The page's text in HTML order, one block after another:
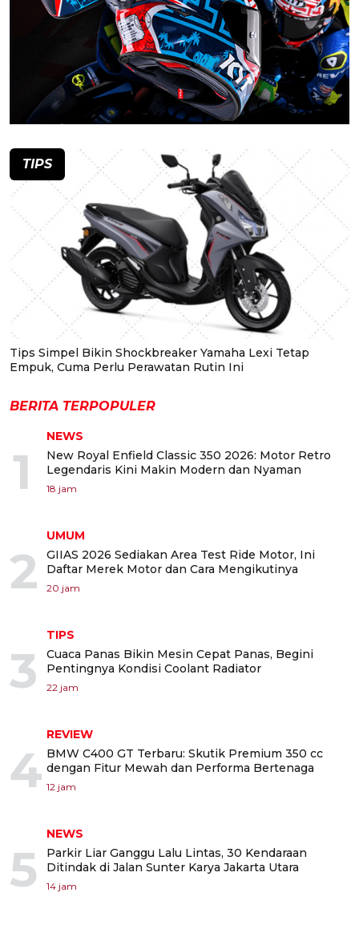
TIPS
Tips Simpel Bikin Shockbreaker Yamaha Lexi Tetap
Empuk, Cuma Perlu Perawatan Rutin Ini
BERITA TERPOPULER
1
NEWS
New Royal Enfield Classic 350 2026: Motor Retro
Legendaris Kini Makin Modern dan Nyaman
18 jam
2
UMUM
GIIAS 2026 Sediakan Area Test Ride Motor, Ini
Daftar Merek Motor dan Cara Mengikutinya
20 jam
3
TIPS
Cuaca Panas Bikin Mesin Cepat Panas, Begini
Pentingnya Kondisi Coolant Radiator
22 jam
4
REVIEW
BMW C400 GT Terbaru: Skutik Premium 350 cc
dengan Fitur Mewah dan Performa Bertenaga
12 jam
5
NEWS
Parkir Liar Ganggu Lalu Lintas, 30 Kendaraan
Ditindak di Jalan Sunter Karya Jakarta Utara
14 jam